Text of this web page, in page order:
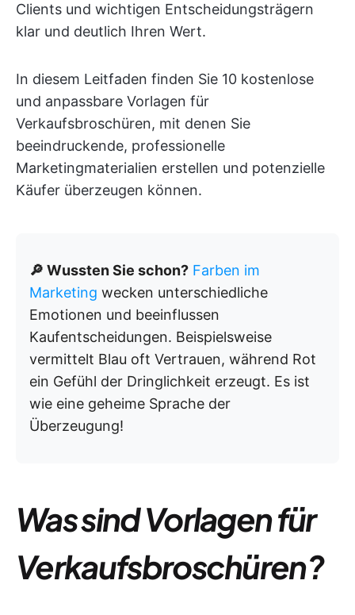
Clients und wichtigen Entscheidungsträgern
klar und deutlich Ihren Wert.
In diesem Leitfaden finden Sie 10 kostenlose
und anpassbare Vorlagen für
Verkaufsbroschüren, mit denen Sie
beeindruckende, professionelle
Marketingmaterialien erstellen und potenzielle
Käufer überzeugen können.
🔎 Wussten Sie schon? Farben im
Marketing wecken unterschiedliche
Emotionen und beeinflussen
Kaufentscheidungen. Beispielsweise
vermittelt Blau oft Vertrauen, während Rot
ein Gefühl der Dringlichkeit erzeugt. Es ist
wie eine geheime Sprache der
Überzeugung!
Was sind Vorlagen für
Verkaufsbroschüren?